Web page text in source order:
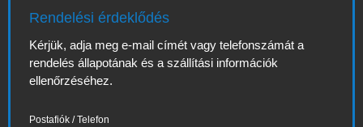
Rendelési érdeklődés
Kérjük, adja meg e-mail címét vagy telefonszámát a
rendelés állapotának és a szállítási információk
ellenőrzéséhez.
Postafiók / Telefon